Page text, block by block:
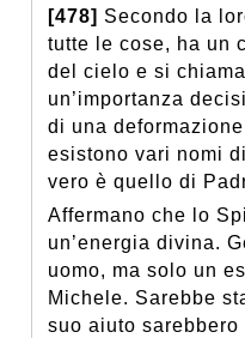
[478] Secondo la
tutte le cose, ha un
del cielo e si
un’importanza
di una
esistono vari nomi
vero è quello di
Affermano che lo
un’energia divina.
uomo, ma solo un
Michele. Sarebbe
suo aiuto